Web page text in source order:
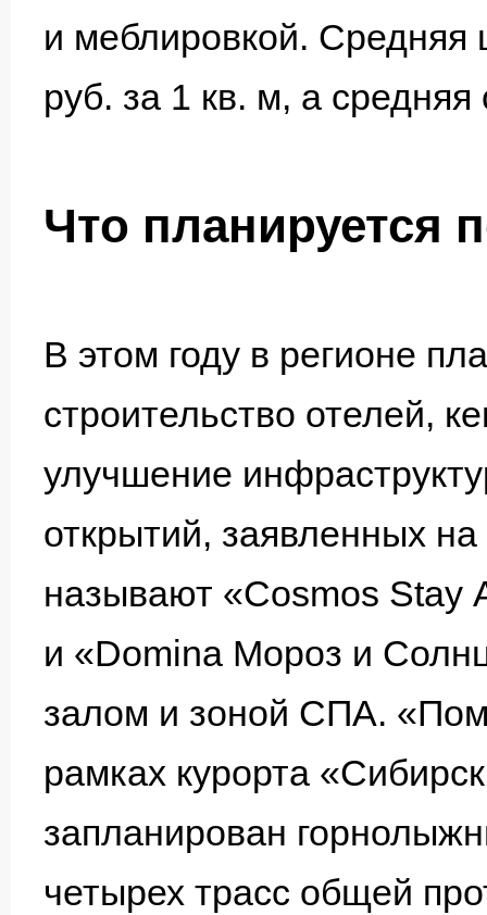
и меблировкой.
руб. за 1 кв. м, а
Что планируется
В этом году в регионе
строительство отелей,
улучшение
открытий, заявленных на
называют «Cosmos Stay
и «Domina Мороз и
залом и зоной СПА.
рамках курорта
запланирован
четырех трасс общей